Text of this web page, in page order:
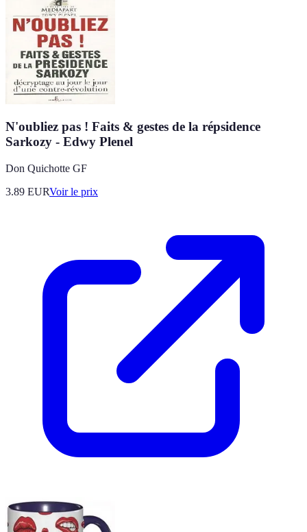
N'oubliez pas ! Faits & gestes de la répsidence
Sarkozy - Edwy Plenel
Don Quichotte GF
3.89 EURVoir le prix